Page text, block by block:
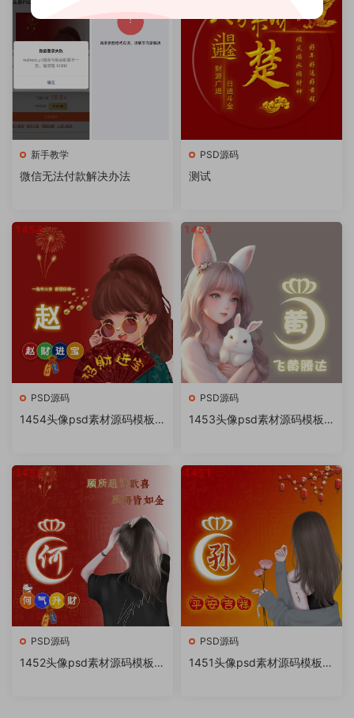
新手教学
微信无法付款解决办法
PSD源码
测试
PSD源码
1454头像psd素材源码模板
作教程软件
PSD源码
1453头像psd素材源码模板
作教程软件
PSD源码
1452头像psd素材源码模板源
PSD源码
1451头像psd素材源码模板源